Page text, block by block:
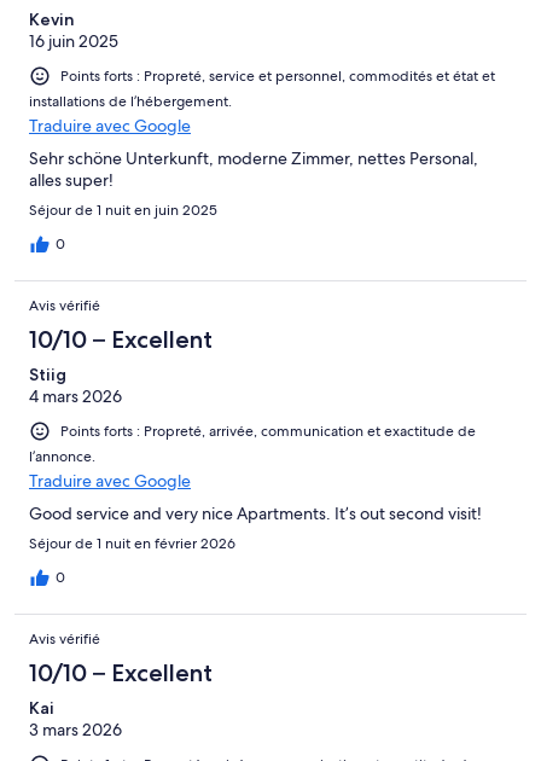
Kevin
16 juin 2025
Points forts : Propreté, service et personnel, commodités et état et
installations de l’hébergement.
Traduire avec Google
Sehr schöne Unterkunft, moderne Zimmer, nettes Personal,
alles super!
Séjour de 1 nuit en juin 2025
0
Avis vérifié
10/10 – Excellent
Stiig
4 mars 2026
Points forts : Propreté, arrivée, communication et exactitude de
l’annonce.
Traduire avec Google
Good service and very nice Apartments. It’s out second visit!
Séjour de 1 nuit en février 2026
0
Avis vérifié
10/10 – Excellent
Kai
3 mars 2026